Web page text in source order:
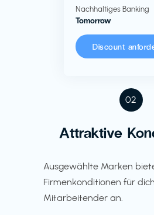
02
Attraktive
Ausgewählte Marken
Firmenkonditionen für
Mitarbeitender an.
Nachhaltiges Banking
Tomorrow
Discount